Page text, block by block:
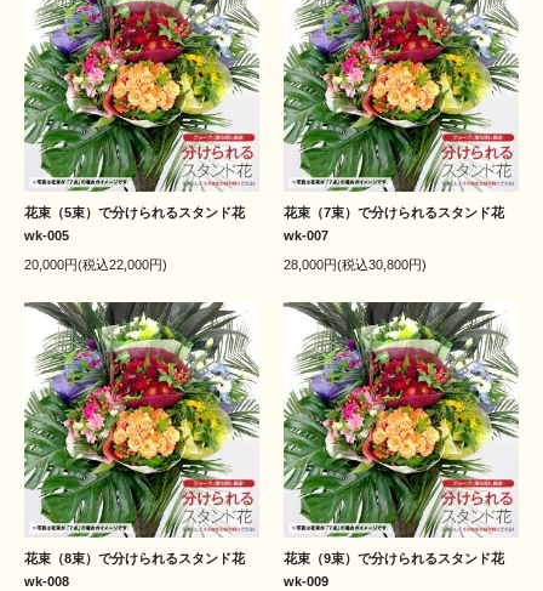
花束（5束）で分けられるスタンド花
wk-005
20,000円(税込22,000円)
花束（7束）で分けられるスタンド花
wk-007
28,000円(税込30,800円)
花束（8束）で分けられるスタンド花
wk-008
花束（9束）で分けられるスタンド花
wk-009